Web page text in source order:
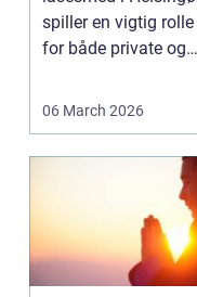
spiller en vigtig rolle
for både private og
06 March 2026